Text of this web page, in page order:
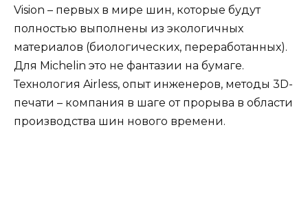
Vision – первых в мире шин, которые будут
полностью выполнены из экологичных
материалов (биологических, переработанных).
Для Michelin это не фантазии на бумаге.
Технология Airless, опыт инженеров, методы 3D-
печати – компания в шаге от прорыва в области
производства шин нового времени.